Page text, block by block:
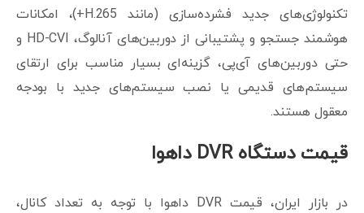
تکنولوژی‌های جدید فشرده‌سازی (مانند H.265+)، امکانات
هوشمند جستجو و پشتیبانی از دوربین‌های آنالوگ، HD-CVI و
حتی دوربین‌های آی‌پی، گزینه‌ای بسیار مناسب برای ارتقای
سیستم‌های قدیمی یا نصب سیستم‌های جدید با بودجه
معقول هستند.
قیمت دستگاه DVR داهوا
در بازار ایران، قیمت DVR داهوا با توجه به تعداد کانال،